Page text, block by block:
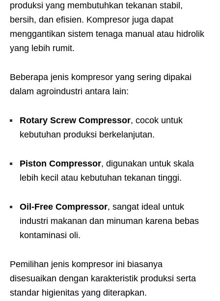
produksi yang membutuhkan tekanan stabil,
bersih, dan efisien. Kompresor juga dapat
menggantikan sistem tenaga manual atau hidrolik
yang lebih rumit.
Beberapa jenis kompresor yang sering dipakai
dalam agroindustri antara lain:
Rotary Screw Compressor, cocok untuk
kebutuhan produksi berkelanjutan.
Piston Compressor, digunakan untuk skala
lebih kecil atau kebutuhan tekanan tinggi.
Oil-Free Compressor, sangat ideal untuk
industri makanan dan minuman karena bebas
kontaminasi oli.
Pemilihan jenis kompresor ini biasanya
disesuaikan dengan karakteristik produksi serta
standar higienitas yang diterapkan.